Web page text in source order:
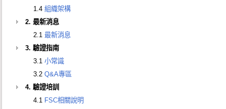
1.4 組織架構
2. 最新消息
2.1 最新消息
3. 驗證指南
3.1 小常識
3.2 Q&A專區
4. 驗證培訓
4.1 FSC相關說明